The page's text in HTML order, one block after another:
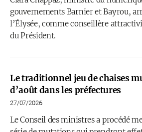
gouvernements Barnier et Bayrou,
l’Élysée, comme conseillère
du Président.
Le traditionnel jeu de chaises
d’août dans les préfectures
27/07/2026
Le Conseil des ministres a procédé